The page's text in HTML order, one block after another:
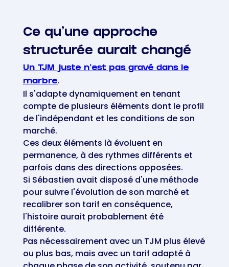
Ce qu'une approche
structurée aurait changé
Un TJM juste n'est pas gravé dans le
marbre.
Il s'adapte dynamiquement en tenant
compte de plusieurs éléments dont le profil
de l'indépendant et les conditions de son
marché.
Ces deux éléments là évoluent en
permanence, à des rythmes différents et
parfois dans des directions opposées.
Si Sébastien avait disposé d'une méthode
pour suivre l'évolution de son marché et
recalibrer son tarif en conséquence,
l'histoire aurait probablement été
différente.
Pas nécessairement avec un TJM plus élevé
ou plus bas, mais avec un tarif adapté à